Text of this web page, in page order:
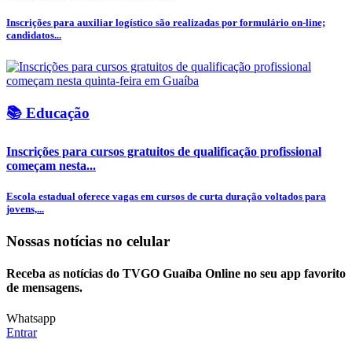
Inscrições para auxiliar logístico são realizadas por formulário on-line;
candidatos...
📚 Educação
Inscrições para cursos gratuitos de qualificação profissional
começam nesta...
Escola estadual oferece vagas em cursos de curta duração voltados para
jovens,...
Nossas notícias no celular
Receba as notícias do TVGO Guaíba Online no seu app favorito
de mensagens.
Whatsapp
Entrar